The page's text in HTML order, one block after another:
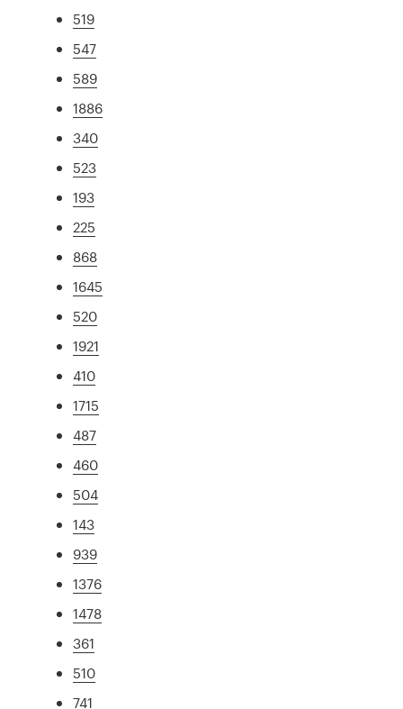
519
547
589
1886
340
523
193
225
868
1645
520
1921
410
1715
487
460
504
143
939
1376
1478
361
510
741